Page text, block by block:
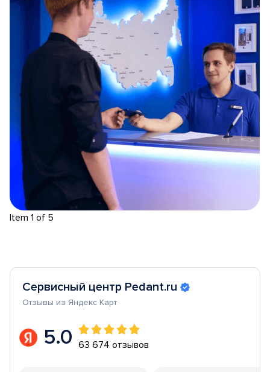
Item 1 of 5
Сервисный центр Pedant.ru
Отзывы из Яндекс Карт
5.0 63 674 отзывов